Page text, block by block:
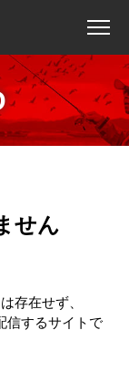
せん
存在せず、
信するサイトで